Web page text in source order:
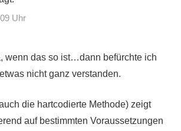
Uhr
wenn das so ist…dann befürchte ich
nicht ganz verstanden.
die hartcodierte Methode) zeigt
auf bestimmten Voraussetzungen